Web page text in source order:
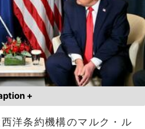
+
洋条約機構のマルク・ル